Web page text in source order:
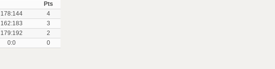
Pts
178:144
4
162:183
3
179:192
2
0:0 0